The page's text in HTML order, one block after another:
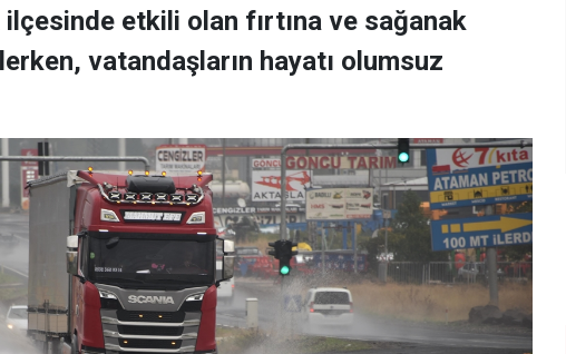
ilçesinde etkili olan fırtına ve sağanak
vatandaşların hayatı olumsuz